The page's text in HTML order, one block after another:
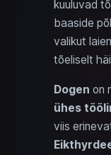
kuuluvad
baaside
valikut
tõeliselt
Dogen on
ühes
viis